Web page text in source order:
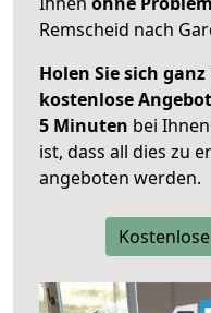
Remscheid nach
Holen Sie sich
kostenlose
5 Minuten bei
ist, dass all dies zu
angeboten werden.